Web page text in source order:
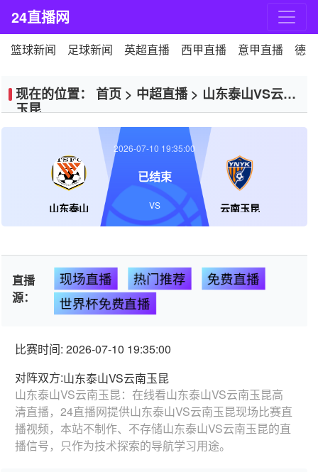
24直播网
篮球新闻 足球新闻 英超直播 西甲直播 意甲直播 德
现在的位置： 首页 > 中超直播> 山东泰山VS云南
玉昆
山东泰山 云南玉昆
2026-07-10 19:35:00
已结束
VS
直播
源：
现场直播 热门推荐
免费直播
世界杯免费直播
比赛时间: 2026-07-10 19:35:00
对阵双方:山东泰山VS云南玉昆
山东泰山VS云南玉昆：在线看山东泰山VS云南玉昆高
清直播，24直播网提供山东泰山VS云南玉昆现场比赛直
播视频，本站不制作、不存储山东泰山VS云南玉昆的直
播信号，只作为技术探索的导航学习用途。